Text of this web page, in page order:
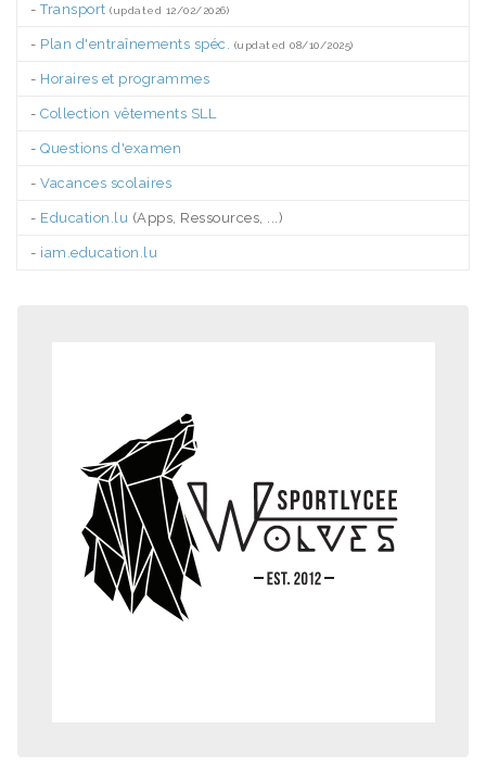
-Transport (updated 12/02/2026)
- Plan d'entraînements spéc. (updated 08/10/2025)
- Horaires et programmes
- Collection vêtements SLL
- Questions d'examen
- Vacances scolaires
- Education.lu (Apps, Ressources, ...)
- iam.education.lu